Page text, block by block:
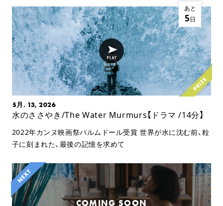
あと
5日
5月. 13, 2026
水のささやき/The Water Murmurs【ドラマ /14分】
2022年カンヌ映画祭パルムドール受賞 世界が水に沈む前、粒
子に刻まれた、最後の記憶を求めて
COMING SOON